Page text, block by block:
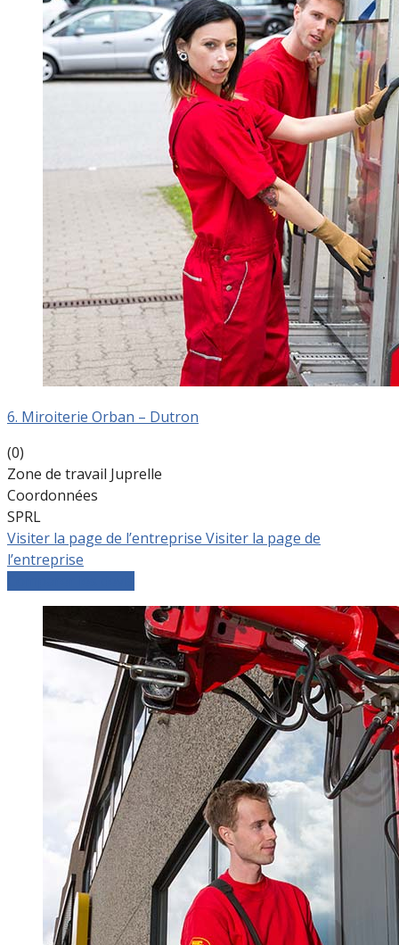
6. Miroiterie Orban – Dutron
(0)
Zone de travail Juprelle
Coordonnées
SPRL
Visiter la page de l’entreprise Visiter la page de
l’entreprise